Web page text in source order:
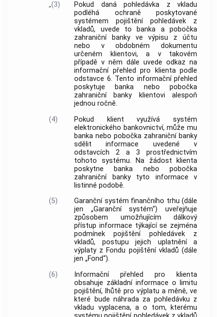
„(3)
Pokud daná pohledávka z vkladu
podléhá ochraně poskytované
systémem pojištění pohledávek z
vkladů, uvede to banka a pobočka
zahraniční banky ve výpisu z účtu
nebo v obdobném dokumentu
určeném klientovi, a v takovém
případě v něm dále uvede odkaz na
informační přehled pro klienta podle
odstavce 6. Tento informační přehled
poskytuje banka nebo pobočka
zahraniční banky klientovi alespoň
jednou ročně.
(4)
Pokud klient využívá systém
elektronického bankovnictví, může mu
banka nebo pobočka zahraniční banky
sdělit informace uvedené v
odstavcích 2 a 3 prostřednictvím
tohoto systému. Na žádost klienta
poskytne banka nebo pobočka
zahraniční banky tyto informace v
listinné podobě.
(5)
Garanční systém finančního trhu (dále
jen „Garanční systém“) uveřejňuje
způsobem umožňujícím dálkový
přístup informace týkající se zejména
podmínek pojištění pohledávek z
vkladů, postupu jejich uplatnění a
výplaty z Fondu pojištění vkladů (dále
jen „Fond“).
(6)
Informační přehled pro klienta
obsahuje základní informace o limitu
pojištění, lhůtě pro výplatu a měně, ve
které bude náhrada za pohledávku z
vkladu vyplacena, a o tom, kterému